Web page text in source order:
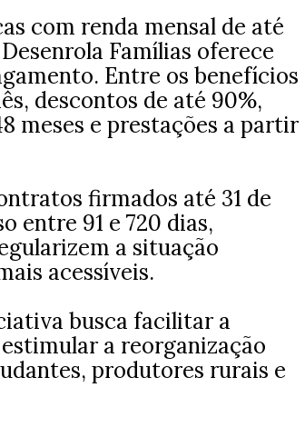
com renda mensal de até
Famílias oferece
Entre os benefícios
descontos de até 90%,
meses e prestações a partir
firmados até 31 de
entre 91 e 720 dias,
a situação
acessíveis.
busca facilitar a
a reorganização
produtores rurais e